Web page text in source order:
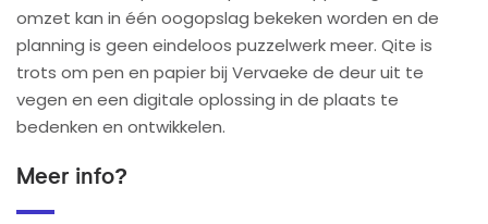
omzet kan in één oogopslag bekeken worden en de
planning is geen eindeloos puzzelwerk meer. Qite is
trots om pen en papier bij Vervaeke de deur uit te
vegen en een digitale oplossing in de plaats te
bedenken en ontwikkelen.
Meer info?